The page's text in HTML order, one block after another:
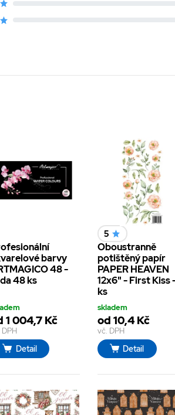
barvy
48 -
48 ks
1 004,7 Kč
Detail
5
Oboustranně
potištěný papír
PAPER HEAVEN
12x6" - First Kiss
ks
skladem
od 10,4 Kč
vč. DPH
Detail